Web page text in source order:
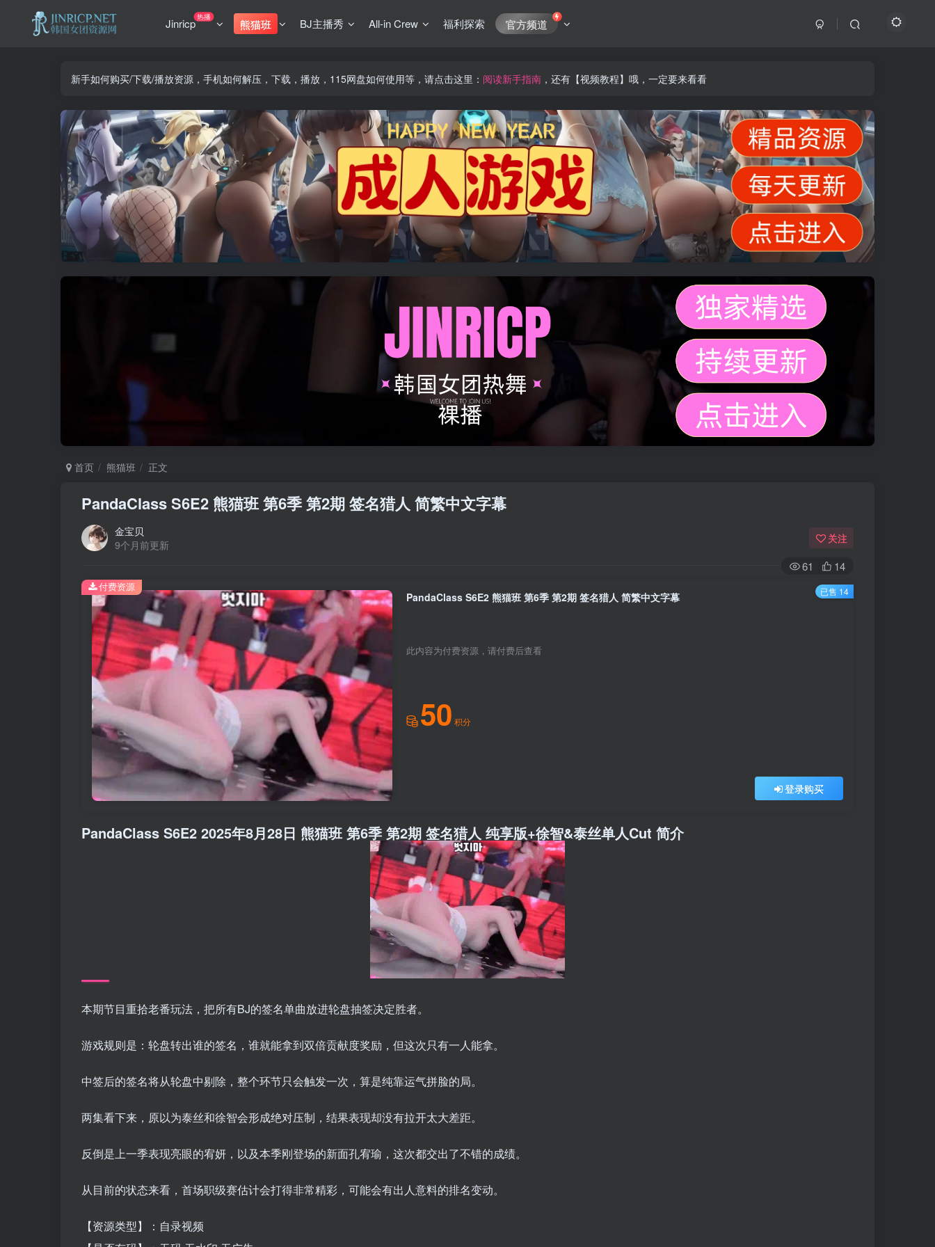
Jinricp热播
熊猫班 BJ主播秀 All-in Crew 福利探索 官方频道
新手如何购买/下载/播放资源，手机如何解压，下载，播放，115网盘如何使用等，请点击这里： 阅读新手指南 ，还有【视频教程】哦，一定要来看看
首页 熊猫班 正文
PandaClass S6E2 熊猫班 第6季 第2期 签名猎人 简繁中文字幕
金宝贝
9个月前更新
关注
61 14
PandaClass S6E2 熊猫班 第6季 第2期 签名猎人 简繁中文字幕
此内容为付费资源，请付费后查看
50 积分
登录购买
付费资源 已售 14
PandaClass S6E2 2025年8月28日 熊猫班 第6季 第2期 签名猎人 纯享版+徐智&泰丝单人Cut 简介
本期节目重拾老番玩法，把所有BJ的签名单曲放进轮盘抽签决定胜者。
游戏规则是：轮盘转出谁的签名，谁就能拿到双倍贡献度奖励，但这次只有一人能拿。
中签后的签名将从轮盘中剔除，整个环节只会触发一次，算是纯靠运气拼脸的局。
两集看下来，原以为泰丝和徐智会形成绝对压制，结果表现却没有拉开太大差距。
反倒是上一季表现亮眼的宥妍，以及本季刚登场的新面孔宥瑜，这次都交出了不错的成绩。
从目前的状态来看，首场职级赛估计会打得非常精彩，可能会有出人意料的排名变动。
【资源类型】：自录视频